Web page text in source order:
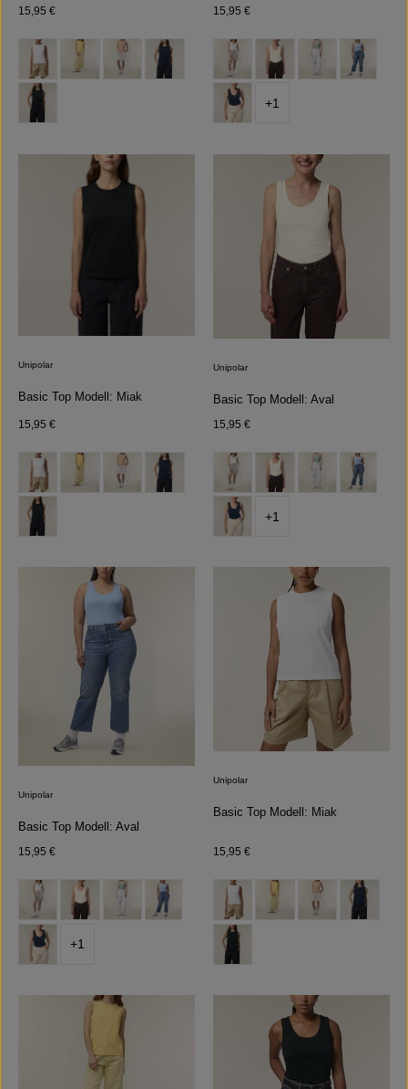
Regulärer Preis:
15,95 €
Farbe auswählen
Regulärer Preis:
15,95 €
Farbe auswählen
+1
Unipolar
Basic Top Modell: Miak
Regulärer Preis:
15,95 €
Farbe auswählen
(Diese Option ist zurzeit nicht verfügbar.)
Unipolar
Basic Top Modell: Aval
Regulärer Preis:
15,95 €
Farbe auswählen
+1
Unipolar
Basic Top Modell: Aval
Regulärer Preis:
15,95 €
Farbe auswählen
+1
Unipolar
Basic Top Modell: Miak
Regulärer Preis:
15,95 €
Farbe auswählen